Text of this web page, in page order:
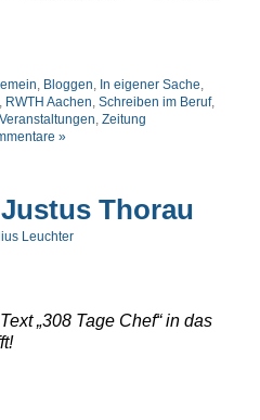
, Bloggen, In eigener Sache,
, RWTH Aachen, Schreiben im Beruf,
Veranstaltungen, Zeitung
»
Thorau
Leuchter
„308 Tage Chef“ in das